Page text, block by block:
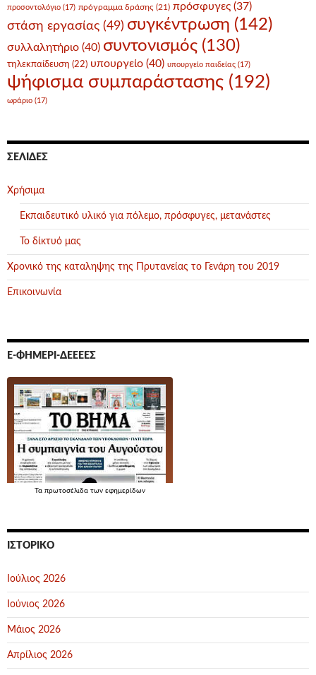
προσοντολόγιο (17) πρόγραμμα δράσης (21) πρόσφυγες (37)
στάση εργασίας (49) συγκέντρωση (142)
συλλαλητήριο (40) συντονισμός (130)
τηλεκπαίδευση (22) υπουργείο (40) υπουργείο παιδείας (17)
ψήφισμα συμπαράστασης (192)
ωράριο (17)
ΣΕΛΊΔΕΣ
Χρήσιμα
Εκπαιδευτικό υλικό για πόλεμο, πρόσφυγες, μετανάστες
Το δίκτυό μας
Χρονικό της καταληψης της Πρυτανείας το Γενάρη του 2019
Επικοινωνία
Ε-ΦΗΜΕΡΊ-ΔΕΕΕΕΣ
Τα πρωτοσέλιδα των εφημερίδων
ΙΣΤΟΡΙΚΌ
Ιούλιος 2026
Ιούνιος 2026
Μάιος 2026
Απρίλιος 2026